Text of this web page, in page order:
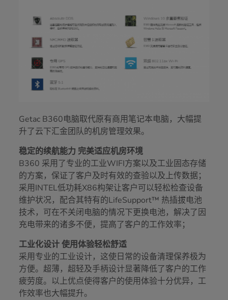
Getac B360电脑取代原有商用笔记本电脑，大幅提
升了云下汇金团队的机房管理效果。
稳定的续航能力 完美适应机房环境
B360 采用了专业的工业WIFI方案以及工业固态存储
的方案，保证了客户及时有效的查验以及上传数据；
采用INTEL低功耗X86构架让客户可以轻松检查设备
维护状况，配合其特有的LifeSupport™ 热插拔电池
技术，可在不关闭电脑的情况下更换电池，解决了因
充电带来的诸多不便，提高了客户的工作效率；
工业化设计 使用体验轻松舒适
采用专业的工业设计，这使日常的设备清理保养极为
方便。超薄，超轻及手柄设计显著降低了客户的工作
疲劳度。以上优点使得客户的使用体验十分优异，工
作效率也大幅提升。